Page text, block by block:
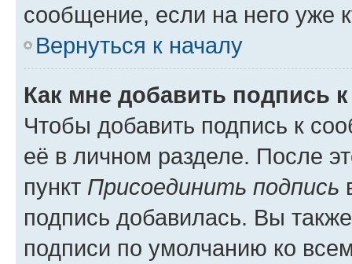
сообщение, если на него уже
Вернуться к началу
Как мне добавить подпись
Чтобы добавить подпись к
её в личном разделе. После
пункт Присоединить подпись
подпись добавилась. Вы
подписи по умолчанию ко